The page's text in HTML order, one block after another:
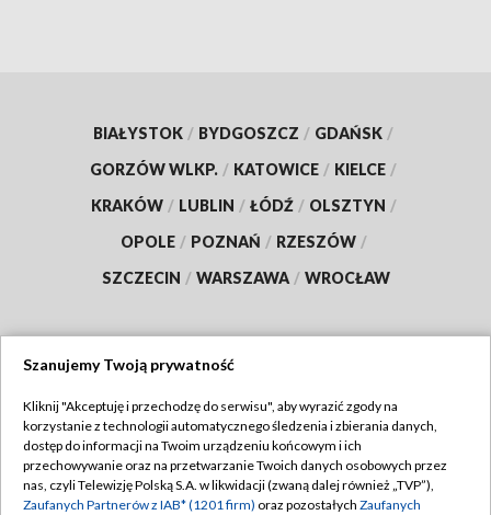
BIAŁYSTOK / BYDGOSZCZ / GDAŃSK /
GORZÓW WLKP. / KATOWICE / KIELCE /
KRAKÓW / LUBLIN / ŁÓDŹ / OLSZTYN /
OPOLE / POZNAŃ / RZESZÓW /
SZCZECIN / WARSZAWA / WROCŁAW
TVP
Abonament TVP
Emisja w TVP
Regulamin TVP
Polityka prywatności
Szanujemy Twoją prywatność
Kliknij "Akceptuję i przechodzę do serwisu", aby wyrazić zgody na
korzystanie z technologii automatycznego śledzenia i zbierania danych,
dostęp do informacji na Twoim urządzeniu końcowym i ich
przechowywanie oraz na przetwarzanie Twoich danych osobowych przez
nas, czyli Telewizję Polską S.A. w likwidacji (zwaną dalej również „TVP”),
Zaufanych Partnerów z IAB* (1201 firm) oraz pozostałych Zaufanych